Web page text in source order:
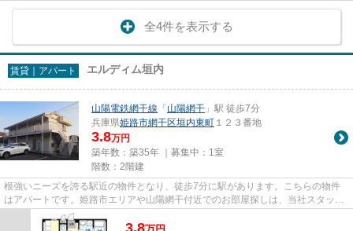
全4件を表示する
賃貸｜アパート エルディム垣内
山陽電鉄網干線 「山陽網干 」駅 徒歩7分
兵庫県姫路市網干区垣内東町 １２３番地
3.8万円
築年数：築35年 ｜募集中： 1室
階数：2階建
根強いニーズを誇る駅近の物件となり、徒歩7分に駅があります。こちらの物件
はアパートです。姫路市エリアや山陽網干付近でのお部屋探しは、当社スタッフ
までお任せください。ご希望の...
3.8